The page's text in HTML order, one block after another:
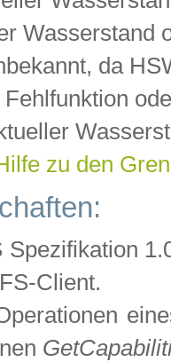
Wasserstand
da
Fehlfunktion
zu den
Spezifikation
Client.